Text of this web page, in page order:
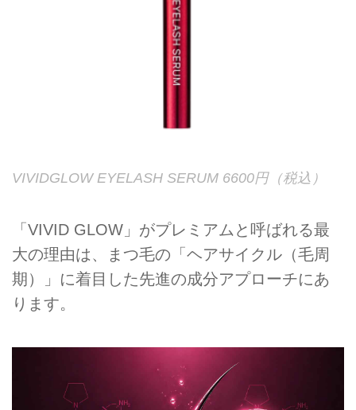
VIVIDGLOW EYELASH SERUM 6600円（税込）
「VIVID GLOW」がプレミアムと呼ばれる最
大の理由は、まつ毛の「ヘアサイクル（毛周
期）」に着目した先進の成分アプローチにあ
ります。